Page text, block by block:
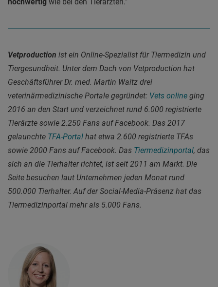
Vetproduction ist ein Online-Spezialist für Tiermedizin und
Tiergesundheit. Unter dem Dach von Vetproduction hat
Geschäftsführer Dr. med. Martin Waitz drei
veterinärmedizinische Portale gegründet: Vets online ging
2016 an den Start und verzeichnet rund 6.000 registrierte
Tierärzte sowie 2.250 Fans auf Facebook. Das 2017
gelaunchte TFA-Portal hat etwa 2.600 registrierte TFAs
sowie 2000 Fans auf Facebook. Das Tiermedizinportal, das
sich an die Tierhalter richtet, ist seit 2011 am Markt. Die
Seite besuchen laut Unternehmen jeden Monat rund
500.000 Tierhalter. Auf der Social-Media-Präsenz hat das
Tiermedizinportal mehr als 5.000 Fans.